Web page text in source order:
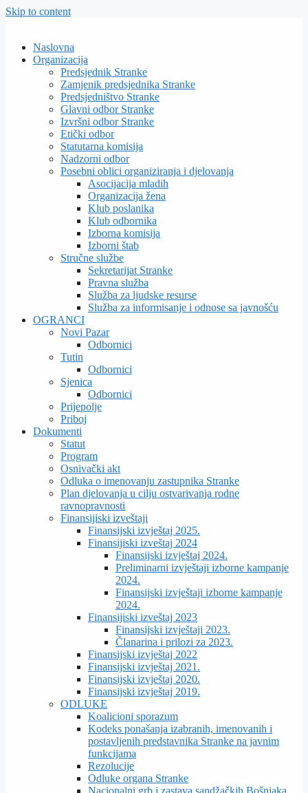
Skip to content
Naslovna
Organizacija
Predsjednik Stranke
Zamjenik predsjednika Stranke
Predsjedništvo Stranke
Glavni odbor Stranke
Izvršni odbor Stranke
Etički odbor
Statutarna komisija
Nadzorni odbor
Posebni oblici organiziranja i djelovanja
Asocijacija mladih
Organizacija žena
Klub poslanika
Klub odbornika
Izborna komisija
Izborni štab
Stručne službe
Sekretarijat Stranke
Pravna služba
Služba za ljudske resurse
Služba za informisanje i odnose sa javnošću
OGRANCI
Novi Pazar
Odbornici
Tutin
Odbornici
Sjenica
Odbornici
Prijepolje
Priboj
Dokumenti
Statut
Program
Osnivački akt
Odluka o imenovanju zastupnika Stranke
Plan djelovanja u cilju ostvarivanja rodne
ravnopravnosti
Finansijiski izveštaji
Finansijski izvještaj 2025.
Finansijiski izveštaj 2024
Finansijski izvještaj 2024.
Preliminarni izvještaji izborne kampanje
2024.
Finansijski izvještaji izborne kampanje
2024.
Finansijiski izveštaj 2023
Finansijski izvještaji 2023.
Članarina i prilozi za 2023.
Finansijski izvještaj 2022
Finansijski izvještaj 2021.
Finansijski izvještaj 2020.
Finansijski izvještaj 2019.
ODLUKE
Koalicioni sporazum
Kodeks ponašanja izabranih, imenovanih i
postavljenih predstavnika Stranke na javnim
funkcijama
Rezolucije
Odluke organa Stranke
Nacionalni grb i zastava sandžačkih Bošnjaka